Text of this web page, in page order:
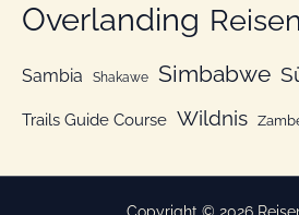
Overlanding
Sambia Shakawe Simbabwe
Trails Guide Course Wildnis